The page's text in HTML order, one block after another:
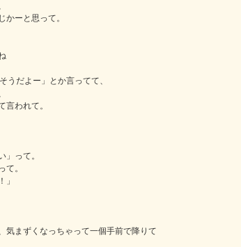
かーと思って。
うだよー」とか言ってて、
言われて。
」って。
て。
」
気まずくなっちゃって一個手前で降りて